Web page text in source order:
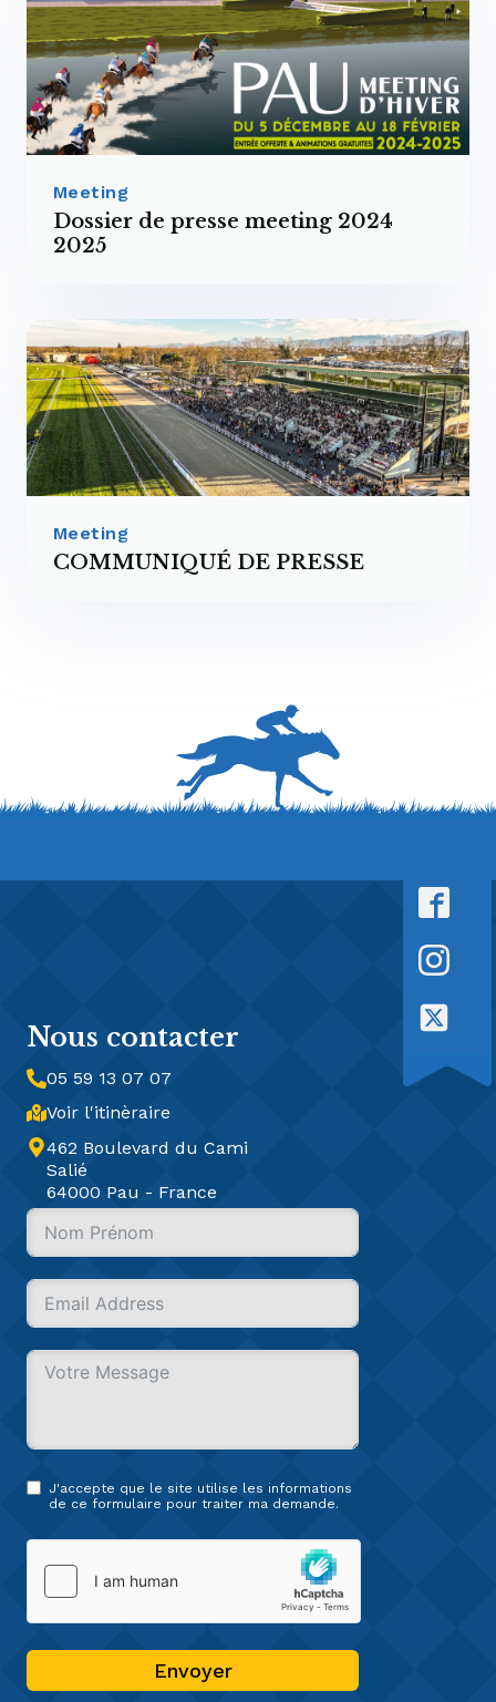
Meeting
Dossier de presse meeting 2024
2025
Meeting
COMMUNIQUÉ DE PRESSE
Nous contacter
05 59 13 07 07
Voir l'itinèraire
462 Boulevard du Cami
Salié
64000 Pau - France
J'accepte que le site utilise les informations
de ce formulaire pour traiter ma demande.
Envoyer